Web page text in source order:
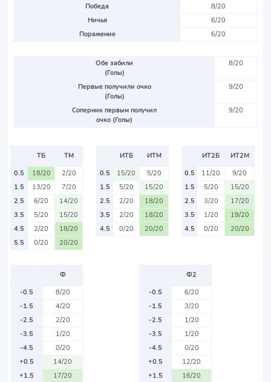
Победа
8/20
Ничья
6/20
Поражение
6/20
Обе забили
(Голы)
8/20
Первые получили очко
(Голы)
9/20
Соперник первым получил
очко (Голы)
9/20
ТБ
ТМ
0.5
18/20
2/20
1.5
13/20
7/20
2.5
6/20
14/20
3.5
5/20
15/20
4.5
2/20
18/20
5.5
0/20 20/20
ИТБ
ИТМ
0.5
15/20
5/20
1.5
5/20
15/20
2.5
2/20
18/20
3.5
2/20
18/20
4.5
0/20 20/20
ИТ2Б
ИТ2М
0.5
11/20
9/20
1.5
5/20
15/20
2.5
3/20
17/20
3.5
1/20
19/20
4.5
0/20 20/20
Ф
-0.5
8/20
-1.5
4/20
-2.5
2/20
-3.5
1/20
-4.5
0/20
+0.5
14/20
+1.5
17/20
Ф2
-0.5
6/20
-1.5
3/20
-2.5
1/20
-3.5
1/20
-4.5
0/20
+0.5
12/20
+1.5
16/20